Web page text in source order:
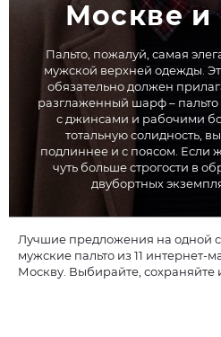
Москве и
Пальто, пожалуй, самая
мужской верхней одежды.
обязательно должен
разглаженный шарф –
с джинсами и рабочими
тотальную солидность,
подлиннее и с поясом. Если
чуть больше строгости в
двубортных
Лучшие предложения на одной
мужские пальто из 11 интернет-
Москву. Выбирайте, сохраняйте